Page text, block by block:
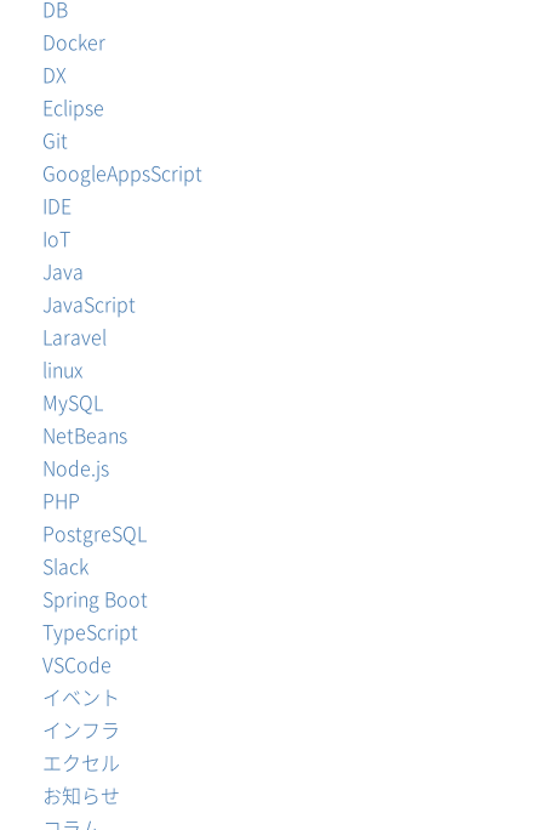
DB
Docker
DX
Eclipse
Git
GoogleAppsScript
IDE
IoT
Java
JavaScript
Laravel
linux
MySQL
NetBeans
Node.js
PHP
PostgreSQL
Slack
Spring Boot
TypeScript
VSCode
イベント
インフラ
エクセル
お知らせ